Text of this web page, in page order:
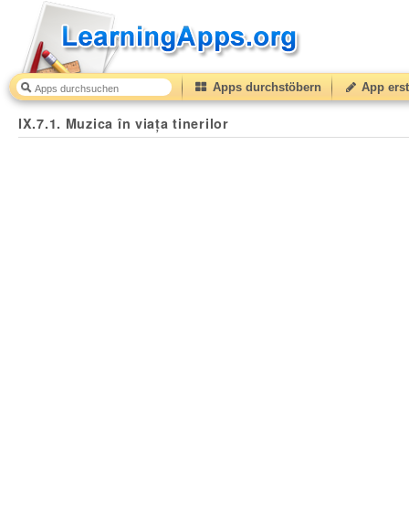
Apps durchstöbern App
IX.7.1. Muzica în viața tinerilor